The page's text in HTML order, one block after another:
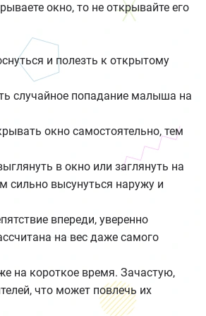
окно, то не открывайте его
и полезть к открытому
случайное попадание малыша на
окно самостоятельно, тем
в окно или заглянуть на
сильно высунуться наружу и
впереди, уверенно
на вес даже самого
на короткое время. Зачастую,
что может повлечь их